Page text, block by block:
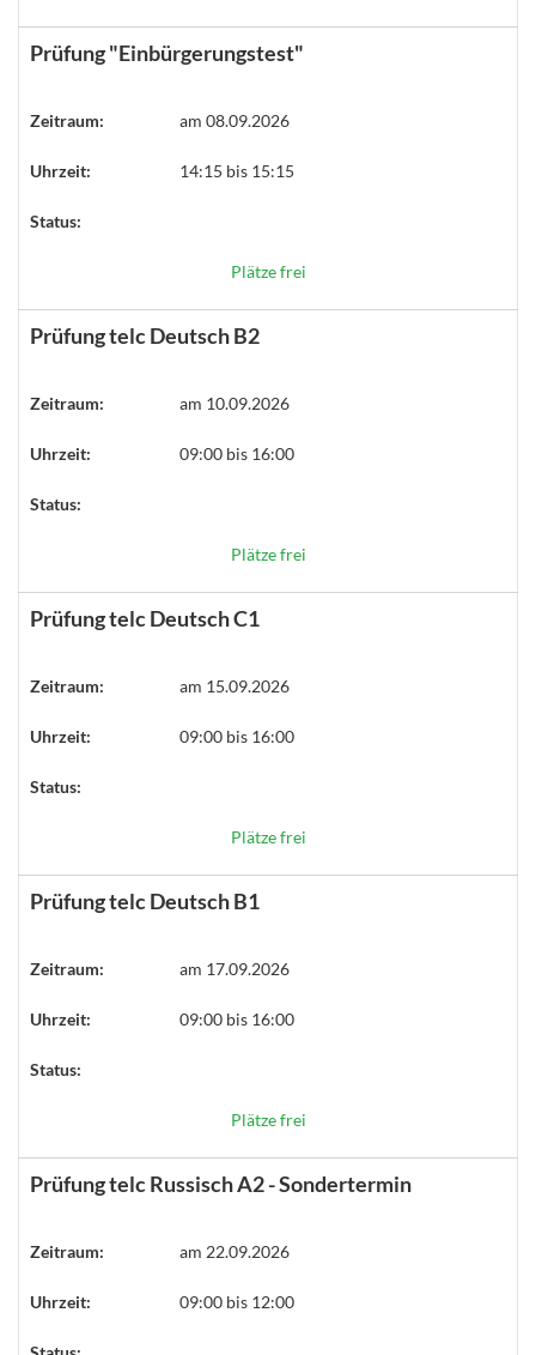
Prüfung "Einbürgerungstest"
Zeitraum: am 08.09.2026
Uhrzeit: 14:15 bis 15:15
Status:
Plätze frei
Prüfung telc Deutsch B2
Zeitraum: am 10.09.2026
Uhrzeit: 09:00 bis 16:00
Status:
Plätze frei
Prüfung telc Deutsch C1
Zeitraum: am 15.09.2026
Uhrzeit: 09:00 bis 16:00
Status:
Plätze frei
Prüfung telc Deutsch B1
Zeitraum: am 17.09.2026
Uhrzeit: 09:00 bis 16:00
Status:
Plätze frei
Prüfung telc Russisch A2 - Sondertermin
Zeitraum: am 22.09.2026
Uhrzeit: 09:00 bis 12:00